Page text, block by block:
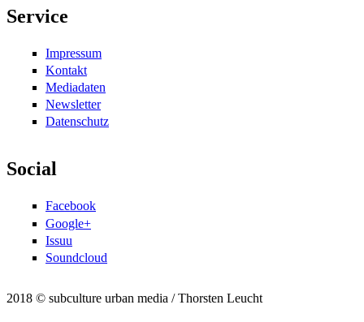
Service
Impressum
Kontakt
Mediadaten
Newsletter
Datenschutz
Social
Facebook
Google+
Issuu
Soundcloud
2018 © subculture urban media / Thorsten Leucht